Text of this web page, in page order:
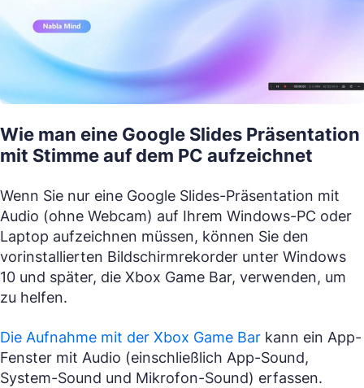
Wie man eine Google Slides Präsentation
mit Stimme auf dem PC aufzeichnet
Wenn Sie nur eine Google Slides-Präsentation mit
Audio (ohne Webcam) auf Ihrem Windows-PC oder
Laptop aufzeichnen müssen, können Sie den
vorinstallierten Bildschirmrekorder unter Windows
10 und später, die Xbox Game Bar, verwenden, um
zu helfen.
Die Aufnahme mit der Xbox Game Bar kann ein App-
Fenster mit Audio (einschließlich App-Sound,
System-Sound und Mikrofon-Sound) erfassen.